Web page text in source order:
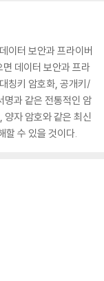
이터 보안과 프라이버
데이터 보안과 프라
칭키 암호화, 공개키/
명과 같은 전통적인 암
자 암호와 같은 최신
할 수 있을 것이다.